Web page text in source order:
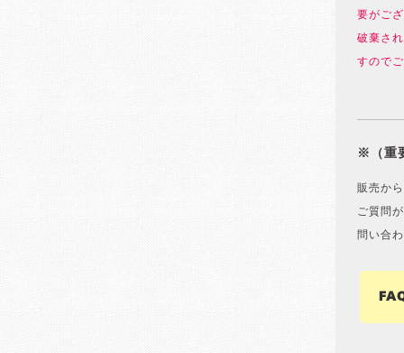
要がご
破棄さ
すので
※（重
販売か
ご質問
問い合